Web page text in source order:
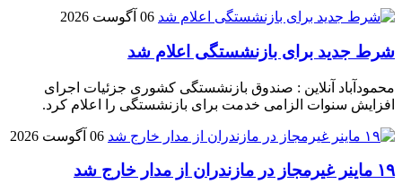
06 آگوست 2026
شرط جدید برای بازنشستگی اعلام شد
محمودآباد آنلاین : صندوق بازنشستگی کشوری جزئیات اجرای
افزایش سنوات الزامی خدمت برای بازنشستگی را اعلام کرد.
06 آگوست 2026
۱۹ ماینر غیرمجاز در مازندران از مدار خارج شد